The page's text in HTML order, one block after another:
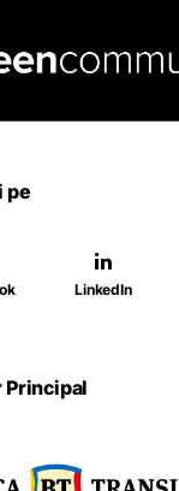
pe
LinkedIn
Principal